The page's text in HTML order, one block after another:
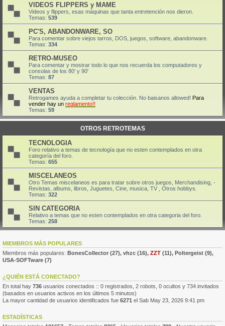
VIDEOS FLIPPERS y MAME
Videos y flippers, esas máquinas que tanta entretención nos dieron.
Temas: 539
PC'S, ABANDONWARE, SO
Para comentar sobre viejos tarros, DOS, juegos, software, abandonware.
Temas: 334
RETRO-MUSEO
Para comentar y mostrar todo lo que nos recuerda los computadores y
consolas de los 80' y 90'
Temas: 87
VENTAS
Retrogames ayuda a completar tu colección. No baisanos allowed! Para
vender hay un reglamento!!
Temas: 59
OTROS RETROTEMAS
TECNOLOGIA
Foro relativo a temas de tecnología que no esten contemplados en otra
categoría del foro.
Temas: 655
MISCELANEOS
Otro Temas miscelaneos es para tratar sobre otros juegos, Merchandising, -
Revistas, albums, libros, Juguetes, Cine, musica, TV , Otros hobbys.
Temas: 322
SIN CATEGORIA
Relativo a temas que no esten contemplados en otra categoria del foro.
Temas: 258
MIEMBROS MÁS POPULARES
Miembros más populares: BonesCollector (27), vhzc (16), ZZT (11), Poltergeist (9),
USA-SOFTware (7)
¿QUIÉN ESTÁ CONECTADO?
En total hay 736 usuarios conectados :: 0 registrados, 2 robots, 0 ocultos y 734 invitados
(basados en usuarios activos en los últimos 5 minutos)
La mayor cantidad de usuarios identificados fue 6271 el Sab May 23, 2026 9:41 pm
ESTADÍSTICAS